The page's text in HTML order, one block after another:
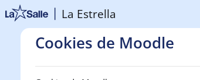
Salta al contenido principal
La Estrella
Cookies de Moodle